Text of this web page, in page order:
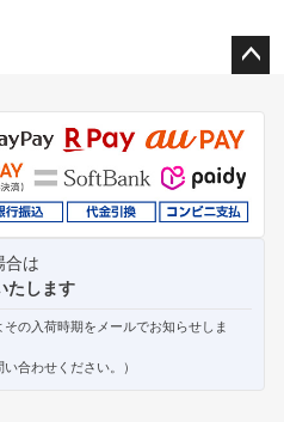
ジト
ップ
へ
合は
たします
の入荷時期をメールでお知らせしま
合わせください。）